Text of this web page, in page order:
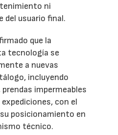
ni
del usuario final.
que la
tecnología se
a nuevas
incluyendo
impermeables
con el
posicionamiento en
técnico.